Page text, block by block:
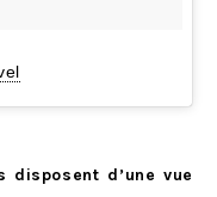
disposent d’une vue